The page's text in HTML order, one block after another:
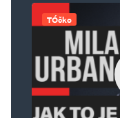
TÓčko